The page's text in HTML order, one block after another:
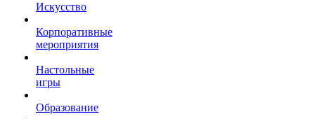
Искусство
Корпоративные
мероприятия
Настольные
игры
Образование